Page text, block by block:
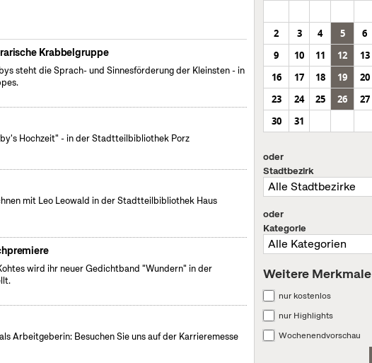
Krabbelgruppe
steht die Sprach- und Sinnesförderung der Kleinsten - in
Hochzeit" - in der Stadtteilbibliothek Porz
mit Leo Leowald in der Stadtteilbibliothek Haus
wird ihr neuer Gedichtband "Wundern" in der
Arbeitgeberin: Besuchen Sie uns auf der Karrieremesse
2
3 4 5 6
9
10 11 12 13
16
17 18 19 20
23
24 25 26 27
30
31
oder
Stadtbezirk
oder
Kategorie
Weitere Merkmale
nur kostenlos
nur Highlights
Wochenendvorschau